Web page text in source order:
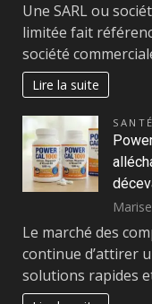
Une SARL ou
limitée fait
société
Lire la suite
SANTÉ
Marise
Le marché des
continue d’attirer
solutions rapides